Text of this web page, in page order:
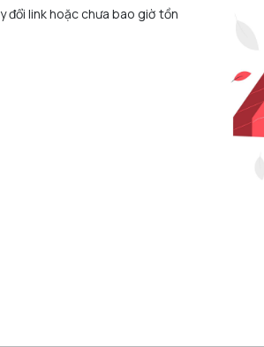
đổi link hoặc chưa bao giờ tồn